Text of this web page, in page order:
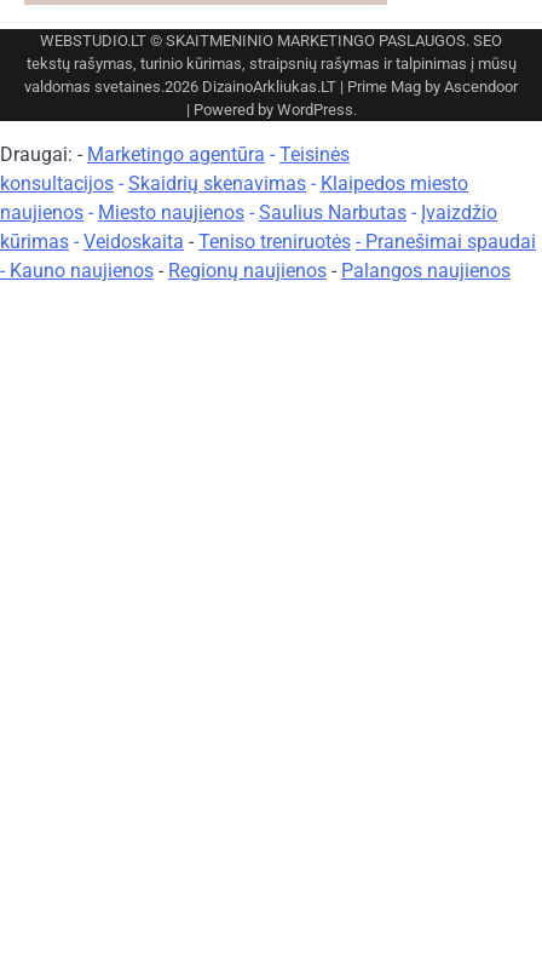
WEBSTUDIO.LT © SKAITMENINIO MARKETINGO PASLAUGOS. SEO
tekstų rašymas, turinio kūrimas, straipsnių rašymas ir talpinimas į mūsų
valdomas svetaines.2026 DizainoArkliukas.LT | Prime Mag by Ascendoor
| Powered by WordPress.
Draugai: - Marketingo agentūra - Teisinės
konsultacijos - Skaidrių skenavimas - Klaipedos miesto
naujienos - Miesto naujienos - Saulius Narbutas - Įvaizdžio
kūrimas - Veidoskaita - Teniso treniruotės - Pranešimai spaudai
- Kauno naujienos - Regionų naujienos - Palangos naujienos